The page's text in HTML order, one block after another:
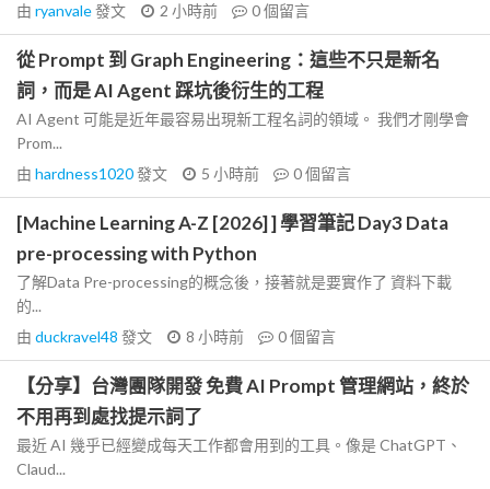
由 ryanvale發文 2 小時前 0個留言
從 Prompt 到 Graph Engineering：這些不只是新名
詞，而是 AI Agent 踩坑後衍生的工程
AI Agent 可能是近年最容易出現新工程名詞的領域。 我們才剛學會
Prom...
由 hardness1020發文 5 小時前 0個留言
[Machine Learning A-Z [2026] ] 學習筆記 Day3 Data
pre-processing with Python
了解Data Pre-processing的概念後，接著就是要實作了 資料下載
的...
由 duckravel48 發文 8 小時前 0個留言
【分享】台灣團隊開發 免費 AI Prompt 管理網站，終於
不用再到處找提示詞了
最近 AI 幾乎已經變成每天工作都會用到的工具。像是 ChatGPT、
Claud...